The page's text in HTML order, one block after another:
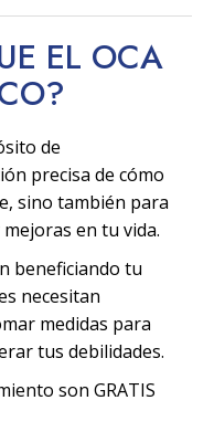
EL OCA
?
de
precisa de cómo
sino también para
en tu vida.
beneficiando tu
necesitan
medidas para
tus debilidades.
son GRATIS